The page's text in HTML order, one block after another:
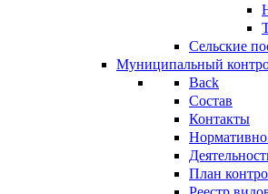
Сельские
Муниципальный
Back
Состав
Контакты
Нормативно
План